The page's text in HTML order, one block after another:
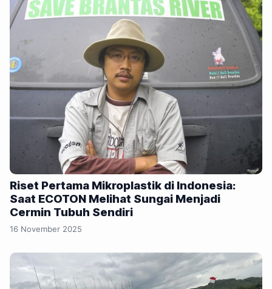
Riset Pertama Mikroplastik di Indonesia:
Saat ECOTON Melihat Sungai Menjadi
Cermin Tubuh Sendiri
16 November 2025